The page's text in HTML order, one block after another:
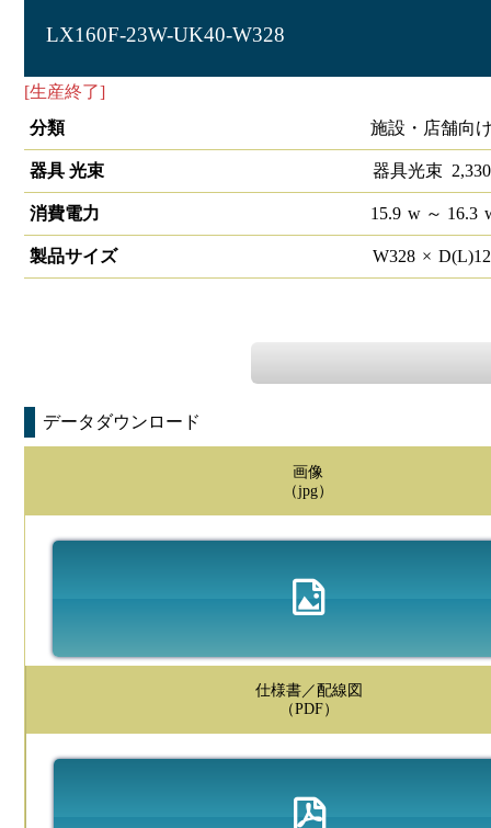
LX160F-23W-UK40-W328
[生産終了]
分類
施設・店舗向
器具 光束 器具光束 2,330
消費電力 15.9 w～ 16.3
製品サイズ W328 × D(L)
データダウンロード
画像
（jpg）
仕様書／配線図
（PDF）